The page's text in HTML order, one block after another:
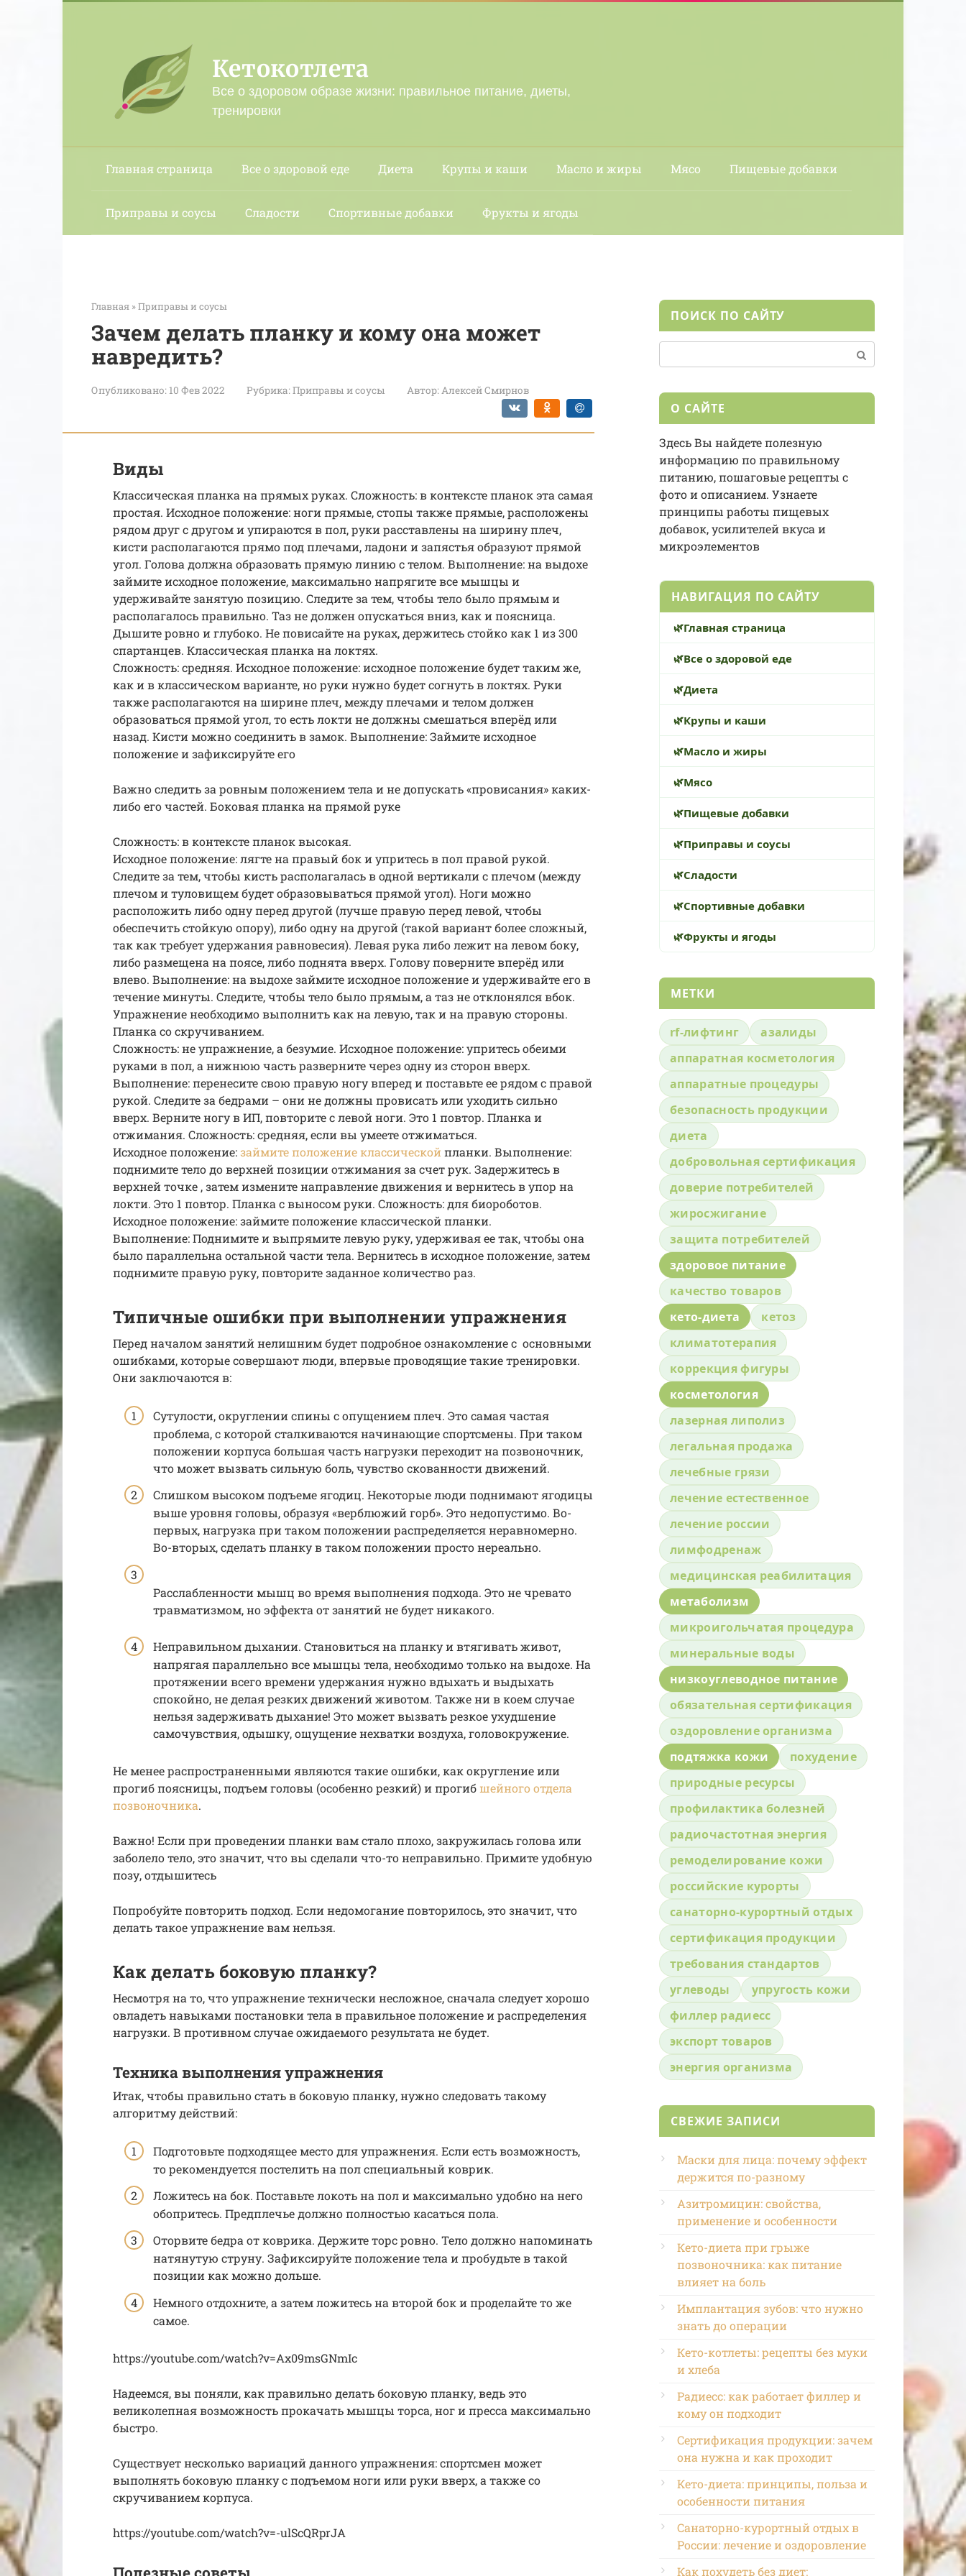
Кетокотлета
Все о здоровом образе жизни: правильное питание, диеты,
тренировки
Главная страница Все о здоровой еде Диета Крупы и каши Масло и жиры Мясо Пищевые добавки
Приправы и соусы Сладости Спортивные добавки Фрукты и ягоды
Главная »Приправы и соусы
Зачем делать планку и кому она может
навредить?
Опубликовано: 10 Фев 2022 Рубрика:Приправы и соусы Автор:Алексей Смирнов
Виды
Классическая планка на прямых руках. Сложность: в контексте планок эта самая
простая. Исходное положение: ноги прямые, стопы также прямые, расположены
рядом друг с другом и упираются в пол, руки расставлены на ширину плеч,
кисти располагаются прямо под плечами, ладони и запястья образуют прямой
угол. Голова должна образовать прямую линию с телом. Выполнение: на выдохе
займите исходное положение, максимально напрягите все мышцы и
удерживайте занятую позицию. Следите за тем, чтобы тело было прямым и
располагалось правильно. Таз не должен опускаться вниз, как и поясница.
Дышите ровно и глубоко. Не повисайте на руках, держитесь стойко как 1 из 300
спартанцев. Классическая планка на локтях.
Сложность: средняя. Исходное положение: исходное положение будет таким же,
как и в классическом варианте, но руки нужно будет согнуть в локтях. Руки
также располагаются на ширине плеч, между плечами и телом должен
образоваться прямой угол, то есть локти не должны смешаться вперёд или
назад. Кисти можно соединить в замок. Выполнение: Займите исходное
положение и зафиксируйте его
Важно следить за ровным положением тела и не допускать «провисания» каких-
либо его частей. Боковая планка на прямой руке
Сложность: в контексте планок высокая.
Исходное положение: лягте на правый бок и упритесь в пол правой рукой.
Следите за тем, чтобы кисть располагалась в одной вертикали с плечом (между
плечом и туловищем будет образовываться прямой угол). Ноги можно
расположить либо одну перед другой (лучше правую перед левой, чтобы
обеспечить стойкую опору), либо одну на другой (такой вариант более сложный,
так как требует удержания равновесия). Левая рука либо лежит на левом боку,
либо размещена на поясе, либо поднята вверх. Голову поверните вперёд или
влево. Выполнение: на выдохе займите исходное положение и удерживайте его в
течение минуты. Следите, чтобы тело было прямым, а таз не отклонялся вбок.
Упражнение необходимо выполнить как на левую, так и на правую стороны.
Планка со скручиванием.
Сложность: не упражнение, а безумие. Исходное положение: упритесь обеими
руками в пол, а нижнюю часть разверните через одну из сторон вверх.
Выполнение: перенесите свою правую ногу вперед и поставьте ее рядом с правой
рукой. Следите за бедрами – они не должны провисать или уходить сильно
вверх. Верните ногу в ИП, повторите с левой ноги. Это 1 повтор. Планка и
отжимания. Сложность: средняя, если вы умеете отжиматься.
Исходное положение: займите положение классической планки. Выполнение:
поднимите тело до верхней позиции отжимания за счет рук. Задержитесь в
верхней точке , затем измените направление движения и вернитесь в упор на
локти. Это 1 повтор. Планка с выносом руки. Сложность: для биороботов.
Исходное положение: займите положение классической планки.
Выполнение: Поднимите и выпрямите левую руку, удерживая ее так, чтобы она
было параллельна остальной части тела. Вернитесь в исходное положение, затем
поднимите правую руку, повторите заданное количество раз.
Типичные ошибки при выполнении упражнения
Перед началом занятий нелишним будет подробное ознакомление с основными
ошибками, которые совершают люди, впервые проводящие такие тренировки.
Они заключаются в:
Сутулости, округлении спины с опущением плеч. Это самая частая
проблема, с которой сталкиваются начинающие спортсмены. При таком
положении корпуса большая часть нагрузки переходит на позвоночник,
что может вызвать сильную боль, чувство скованности движений.
Слишком высоком подъеме ягодиц. Некоторые люди поднимают ягодицы
выше уровня головы, образуя «верблюжий горб». Это недопустимо. Во-
первых, нагрузка при таком положении распределяется неравномерно.
Во-вторых, сделать планку в таком положении просто нереально.
Расслабленности мышц во время выполнения подхода. Это не чревато
травматизмом, но эффекта от занятий не будет никакого.
Неправильном дыхании. Становиться на планку и втягивать живот,
напрягая параллельно все мышцы тела, необходимо только на выдохе. На
протяжении всего времени удержания нужно вдыхать и выдыхать
спокойно, не делая резких движений животом. Также ни в коем случае
нельзя задерживать дыхание! Это может вызвать резкое ухудшение
самочувствия, одышку, ощущение нехватки воздуха, головокружение.
Не менее распространенными являются такие ошибки, как округление или
прогиб поясницы, подъем головы (особенно резкий) и прогибшейного отдела
позвоночника.
Важно! Если при проведении планки вам стало плохо, закружилась голова или
заболело тело, это значит, что вы сделали что-то неправильно. Примите удобную
позу, отдышитесь
Попробуйте повторить подход. Если недомогание повторилось, это значит, что
делать такое упражнение вам нельзя.
Как делать боковую планку?
Несмотря на то, что упражнение технически несложное, сначала следует хорошо
овладеть навыками постановки тела в правильное положение и распределения
нагрузки. В противном случае ожидаемого результата не будет.
Техника выполнения упражнения
Итак, чтобы правильно стать в боковую планку, нужно следовать такому
алгоритму действий:
Подготовьте подходящее место для упражнения. Если есть возможность,
то рекомендуется постелить на пол специальный коврик.
Ложитесь на бок. Поставьте локоть на пол и максимально удобно на него
обопритесь. Предплечье должно полностью касаться пола.
Оторвите бедра от коврика. Держите торс ровно. Тело должно напоминать
натянутую струну. Зафиксируйте положение тела и пробудьте в такой
позиции как можно дольше.
Немного отдохните, а затем ложитесь на второй бок и проделайте то же
самое.
https://youtube.com/watch?v=Ax09msGNmIc
Надеемся, вы поняли, как правильно делать боковую планку, ведь это
великолепная возможность прокачать мышцы торса, ног и пресса максимально
быстро.
Существует несколько вариаций данного упражнения: спортсмен может
выполнять боковую планку с подъемом ноги или руки вверх, а также со
скручиванием корпуса.
https://youtube.com/watch?v=-ulScQRprJA
ПОИСК ПО САЙТУ
О САЙТЕ
Здесь Вы найдете полезную
информацию по правильному
питанию, пошаговые рецепты с
фото и описанием. Узнаете
принципы работы пищевых
добавок, усилителей вкуса и
микроэлементов
НАВИГАЦИЯ ПО САЙТУ
Главная страница
Все о здоровой еде
Диета
Крупы и каши
Масло и жиры
Мясо
Пищевые добавки
Приправы и соусы
Сладости
Спортивные добавки
Фрукты и ягоды
МЕТКИ
rf-лифтинг
азалиды
аппаратная косметология
аппаратные процедуры
безопасность продукции
диета
добровольная сертификация
доверие потребителей
жиросжигание
защита потребителей
здоровое питание
качество товаров
кето-диета
кетоз
климатотерапия
коррекция фигуры
косметология
лазерная липолиз
легальная продажа
лечебные грязи
лечение естественное
лечение россии
лимфодренаж
медицинская реабилитация
метаболизм
микроигольчатая процедура
минеральные воды
низкоуглеводное питание
обязательная сертификация
оздоровление организма
подтяжка кожи
похудение
природные ресурсы
профилактика болезней
радиочастотная энергия
ремоделирование кожи
российские курорты
санаторно-курортный отдых
сертификация продукции
требования стандартов
углеводы
упругость кожи
филлер радиесс
экспорт товаров
энергия организма
СВЕЖИЕ ЗАПИСИ
Маски для лица: почему эффект
держится по-разному
Азитромицин: свойства,
применение и особенности
Кето-диета при грыже
позвоночника: как питание
влияет на боль
Имплантация зубов: что нужно
знать до операции
Кето-котлеты: рецепты без муки
и хлеба
Радиесс: как работает филлер и
кому он подходит
Сертификация продукции: зачем
она нужна и как проходит
Кето-диета: принципы, польза и
особенности питания
Санаторно-курортный отдых в
России: лечение и оздоровление
Как похудеть без диет: